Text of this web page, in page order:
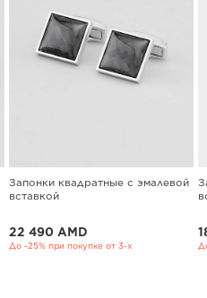
Запонки квадратные с эмалевой
вставкой
22 490 AMD
До -25% при покупке от 3-х